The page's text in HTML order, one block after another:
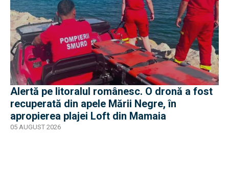
Alertă pe litoralul românesc. O dronă a fost
recuperată din apele Mării Negre, în
apropierea plajei Loft din Mamaia
05 AUGUST 2026